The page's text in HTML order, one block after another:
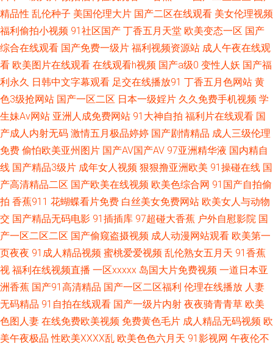
AV在线 日韩戍人一级 韩国少妇人妻超碰 91新视频 日本日逼 福利成人视频网
自拍AV网 狼友激情网站 超碰人妻人射 五月激情图片 韩国福利影院 91沙发视
频 日韩城人网站 黄色午夜理论 91麻豆国产蜜臀 欧洲激情人妻 成人五月天社
区 91巨乳黑丝美女 日本韩国毛片 国产ts伪娘 91部免费电影 日韩成人网址
成人午夜性剧场 伊人黄色在线播放 久久撸免费 91网站男男 四虎精品91 精品
韩国操逼 另类排泄av AV网址无码 四虎影院国产精品 精品导航 97资源超碰
日韩在线精品色色 韩国不卡AV 91福利导航 免费18 久草福利在线观看 av超
碰 日韩三级aa 韩日免费 91福利版 欧美另类天堂 操操干干 四虎密臀av蜜桃
久久精品国产亚州 aV中亚 少妇午夜影院 韩国AA毛片 91磁力 日本A∨网站 韩
国操逼大片 91操机视频 欧美色图1 国产精品免费网站 白丝黄91 无码东京热
精品性 乱伦种子 美国伦理大片 国产二区在线观看 美女伦理视频
福利偷拍小视频 91社区国产 丁香五月天堂 欧美变态一区 国产
综合在线观看 国产免费一级片 福利视频资源站 成人午夜在线观
看 欧美图片在线观看 在线观看h视频 国产a级0 变性人妖 国产福
利永久 日韩中文字幕观看 足交在线播放91 丁香五月色网站 黄
色3级抢网站 国产一区二区 日本一级婬片 久久免费手机视频 学
生妹Av网站 亚洲人成免费网站 91大神自拍 福利片在线观看 国
产成人内射无码 激情五月极品婷婷 国产剧情精品 成人三级伦理
免费 偷怕欧美亚州图片 国产AV国产AV 97亚洲精华液 国内精自
线 国产精品3级片 成年女人视频 狠狠撸亚洲欧美 91操碰在线 国
产高清精品二区 国产欧美在线视频 欧美色综合网 91国产自拍偷
拍 香蕉911 花蝴蝶看片免费 白丝美女免费网站 欧美女人与动物
交 国产精品无码电影 91插插库 97超碰大香蕉 户外自慰影院 国
产一区二区二区 国产偷窥盗摄视频 成人动漫网站观看 欧美第一
页夜夜 91成人精品视频 蜜桃爱爱视频 乱伦熟女五月天 91香蕉
视 福利在线视频直播 一区xxxxx 岛国大片免费视频 一道日本亚
洲香蕉 国产91高清精品 国产一区二区福利 伦理在线播放 人妻
无码精品 91自拍在线观看 国产一级片内射 夜夜骑青青草 欧美
色图人妻 在线免费欧美视频 免费黄色毛片 成人精品无码视频 欧
美午夜极品 性欧美ⅩⅩⅩⅩ乱 欧美色色六月天 91影视网 午夜伦不